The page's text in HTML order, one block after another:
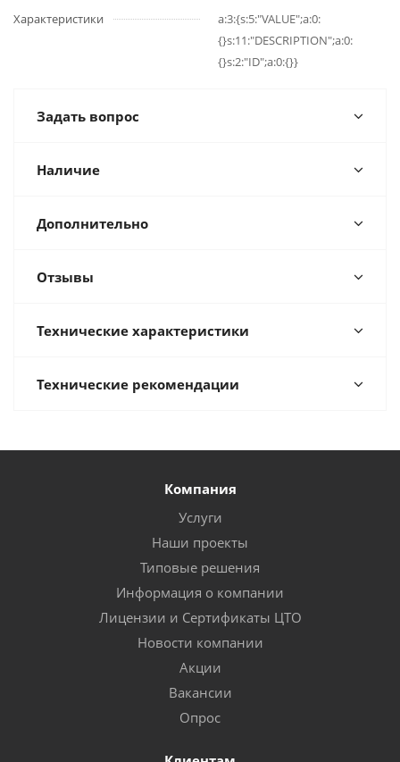
Характеристики
a:3:{s:5:"VALUE";a:0:
{}s:11:"DESCRIPTION";a:0:
{}s:2:"ID";a:0:{}}
Задать вопрос
Наличие
Дополнительно
Отзывы
Технические характеристики
Технические рекомендации
Компания
Услуги
Наши проекты
Типовые решения
Информация о компании
Лицензии и Сертификаты ЦТО
Новости компании
Акции
Вакансии
Опрос